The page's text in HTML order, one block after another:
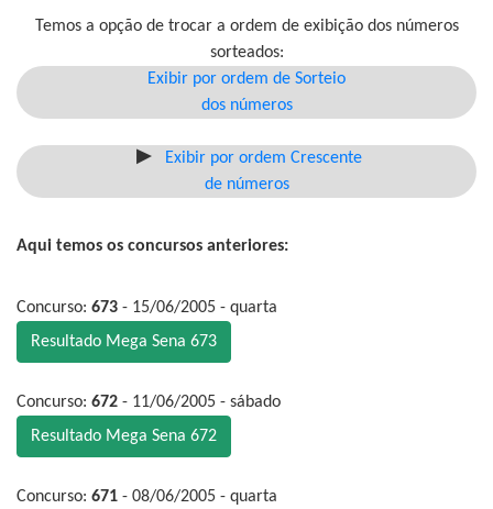
Temos a opção de trocar a ordem de exibição dos números
sorteados:
Exibir por ordem de Sorteio
dos números
Exibir por ordem Crescente
de números
Aqui temos os concursos anteriores:
Concurso: 673 - 15/06/2005 - quarta
Resultado Mega Sena 673
Concurso: 672 - 11/06/2005 - sábado
Resultado Mega Sena 672
Concurso: 671 - 08/06/2005 - quarta